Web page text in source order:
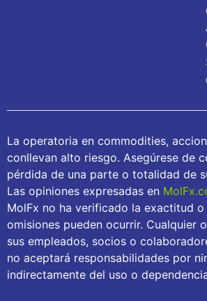
La operatoria en commodities,
conllevan alto riesgo. Asegúrese de
pérdida de una parte o totalidad de
Las opiniones expresadas en
MolFx no ha verificado la exactitud
omisiones pueden ocurrir. Cualquier
sus empleados, socios o
no aceptará responsabilidades por
indirectamente del uso o